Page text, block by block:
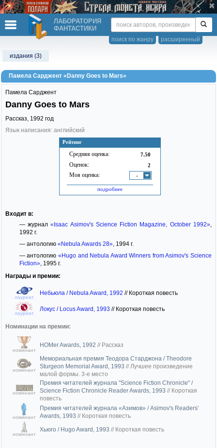
ЛАБОРАТОРИЯ
ФАНТАСТИКИ
расширенный
поиск по жанру
издания (3)
Памела Сарджент «Danny Goes to Mars»
Рейтинг
Средняя оценка: 7.50
Оценок: 2
Моя оценка: -
подробнее
Памела Сарджент
Danny Goes to Mars
Рассказ, 1992 год
Язык написания: английский
Входит в:
— журнал«Isaac Asimov's Science Fiction Magazine, October 1992»
1992 г.
— антологию «Nebula Awards 28», 1994 г.
— антологию «Hugo and Nebula Award Winners from Asimov's Science
Fiction», 1995 г.
Награды и премии:
лауреат
Небьюла / Nebula Award, 1992 // Короткая повесть
лауреат
Локус / Locus Award, 1993 // Короткая повесть
Номинации на премии:
номинант
HOMer Awards, 1992 // Рассказ
номинант
Мемориальная премия Теодора Старджона / Theodore
Sturgeon Memorial Award, 1993 // Лучшее произведение
малой формы. 3-е место
номинант
Премия читателей журнала "Science Fiction Chronicle" /
Science Fiction Chronicle Reader Awards, 1993 // Короткая
повесть
номинант
Премия читателей журнала «Азимов» / Asimov's Readers'
Awards, 1993 // Короткая повесть
номинант
Хьюго / Hugo Award, 1993 // Короткая повесть